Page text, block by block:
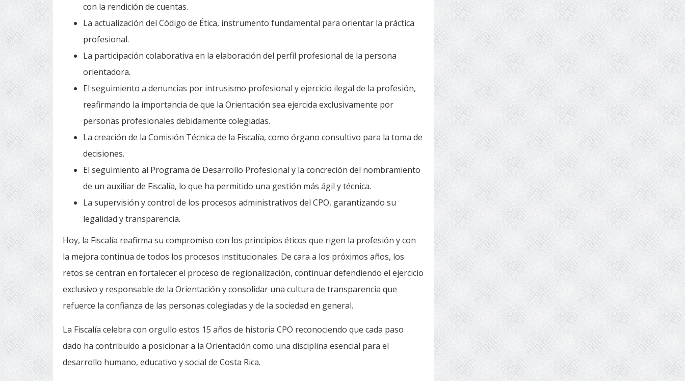
con la rendición de cuentas.
La actualización del Código de Ética, instrumento fundamental para orientar la práctica
profesional.
La participación colaborativa en la elaboración del perfil profesional de la persona
orientadora.
El seguimiento a denuncias por intrusismo profesional y ejercicio ilegal de la profesión,
reafirmando la importancia de que la Orientación sea ejercida exclusivamente por
personas profesionales debidamente colegiadas.
La creación de la Comisión Técnica de la Fiscalía, como órgano consultivo para la toma de
decisiones.
El seguimiento al Programa de Desarrollo Profesional y la concreción del nombramiento
de un auxiliar de Fiscalía, lo que ha permitido una gestión más ágil y técnica.
La supervisión y control de los procesos administrativos del CPO, garantizando su
legalidad y transparencia.
Hoy, la Fiscalía reafirma su compromiso con los principios éticos que rigen la profesión y con
la mejora continua de todos los procesos institucionales. De cara a los próximos años, los
retos se centran en fortalecer el proceso de regionalización, continuar defendiendo el ejercicio
exclusivo y responsable de la Orientación y consolidar una cultura de transparencia que
refuerce la confianza de las personas colegiadas y de la sociedad en general.
La Fiscalía celebra con orgullo estos 15 años de historia CPO reconociendo que cada paso
dado ha contribuido a posicionar a la Orientación como una disciplina esencial para el
desarrollo humano, educativo y social de Costa Rica.